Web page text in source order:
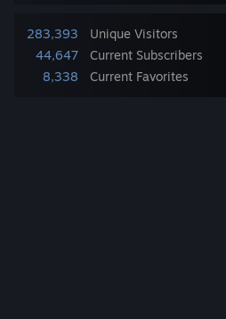
283,393
Unique Visitors
44,647
Current Subscribers
8,338
Current Favorites
загадочный мир. Всех персонажей в
люди, Ваше с ними общение,
напрямую будет влиять на Вашу
всей Зоны. Кто знает, возможно
Зоны, тем, про кого будут
ночами или тихо шептаться о ваших
Здесь Вы сможете встретить
серии книг и игр по вселенной
одиночек-сталкеров, которые
Во время игровой сессии Вы
ночь днем, как опасные мутанты
пищи, Вы сможете попробовать
в множестве видов аномалий.
персонажа, Вы сможете вступить в
Игровая локация имеет масштабы